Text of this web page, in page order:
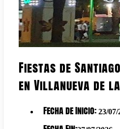
Fiestas de
en Villanueva de
Fecha de Inicio: 23/07/